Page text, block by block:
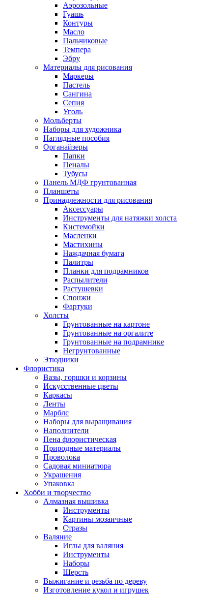
Аэрозольные
Гуашь
Контуры
Масло
Пальчиковые
Темпера
Эбру
Материалы для рисования
Маркеры
Пастель
Сангина
Сепия
Уголь
Мольберты
Наборы для художника
Наглядные пособия
Органайзеры
Папки
Пеналы
Тубусы
Панель МДФ грунтованная
Планшеты
Принадлежности для рисования
Аксессуары
Инструменты для натяжки холста
Кистемойки
Масленки
Мастихины
Наждачная бумага
Палитры
Планки для подрамников
Распылители
Растушевки
Спонжи
Фартуки
Холсты
Грунтованные на картоне
Грунтованные на оргалите
Грунтованные на подрамнике
Негрунтованные
Этюдники
Флористика
Вазы, горшки и корзины
Искусственные цветы
Каркасы
Ленты
Марблс
Наборы для выращивания
Наполнители
Пена флористическая
Природные материалы
Проволока
Садовая миниатюра
Украшения
Упаковка
Хобби и творчество
Алмазная вышивка
Инструменты
Картины мозаичные
Стразы
Валяние
Иглы для валяния
Инструменты
Наборы
Шерсть
Выжигание и резьба по дереву
Изготовление кукол и игрушек